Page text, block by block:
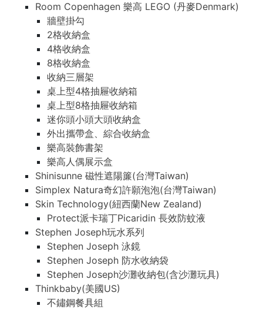
Room Copenhagen 樂高 LEGO (丹麥Denmark)
牆壁掛勾
2格收納盒
4格收納盒
8格收納盒
收納三層架
桌上型4格抽屜收納箱
桌上型8格抽屜收納箱
迷你頭小頭大頭收納盒
外出攜帶盒、綜合收納盒
樂高裝飾書架
樂高人偶展示盒
Shinisunne 磁性遮陽簾(台灣Taiwan)
Simplex Natura奇幻許願泡泡(台灣Taiwan)
Skin Technology(紐西蘭New Zealand)
Protect派卡瑞丁Picaridin 長效防蚊液
Stephen Joseph玩水系列
Stephen Joseph 泳鏡
Stephen Joseph 防水收納袋
Stephen Joseph沙灘收納包(含沙灘玩具)
Thinkbaby(美國US)
不鏽鋼餐具組